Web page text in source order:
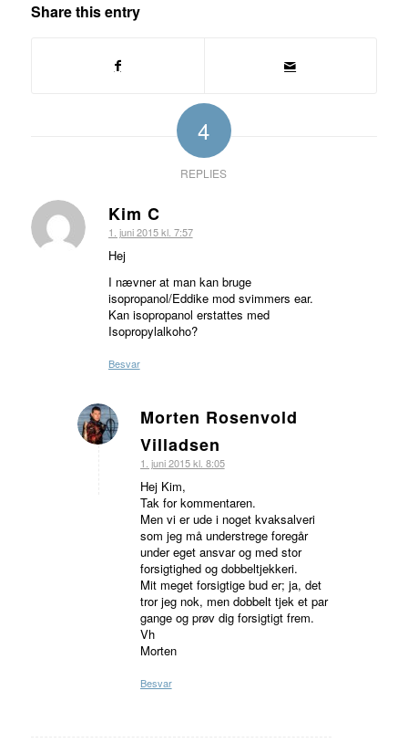
Share this entry
4
REPLIES
Kim C
siger:
1. juni 2015 kl. 7:57
Hej
I nævner at man kan bruge
isopropanol/Eddike mod svimmers ear.
Kan isopropanol erstattes med
Isopropylalkoho?
Besvar
Morten Rosenvold
Villadsen
siger:
1. juni 2015 kl. 8:05
Hej Kim,
Tak for kommentaren.
Men vi er ude i noget kvaksalveri
som jeg må understrege foregår
under eget ansvar og med stor
forsigtighed og dobbeltjekkeri.
Mit meget forsigtige bud er; ja, det
tror jeg nok, men dobbelt tjek et par
gange og prøv dig forsigtigt frem.
Vh
Morten
Besvar